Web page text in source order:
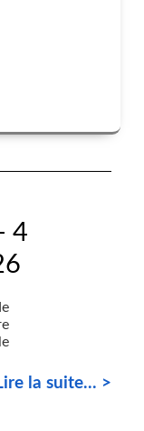
4
la suite... >